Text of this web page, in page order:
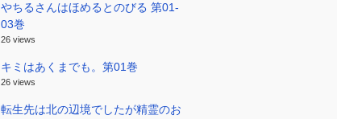
やちるさんはほめるとのびる 第01-
03巻
26 views
キミはあくまでも。第01巻
26 views
転生先は北の辺境でしたが精霊のお